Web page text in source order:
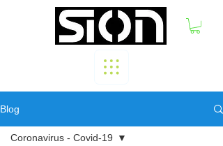
Blog
Coronavirus - Covid-19